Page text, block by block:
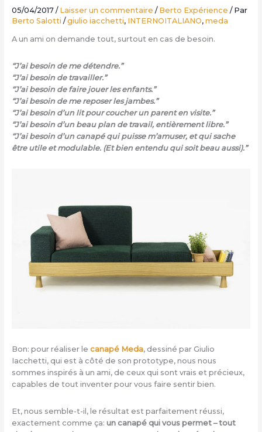
05/04/2017 / Laisser un commentaire / Berto Expérience / Par
Berto Salotti /giulio iacchetti, INTERNOITALIANO, meda
A un ami on demande tout, surtout en cas de besoin.
“J’ai besoin de me détendre.”
“J’ai besoin de travailler.”
“J’ai besoin de faire jouer les enfants.”
“J’ai besoin de me reposer les jambes.”
“J’ai besoin d’un lit pour coucher un parent en visite.”
“J’ai besoin d’un beau plan de travail, entièrement libre.”
“J’ai besoin d’un canapé qui puisse m’amuser, et qui sache
être utile et modulable. (Et bien entendu qui soit beau aussi).”
Bon: pour réaliser le canapé Meda, dessiné par Giulio
Iacchetti, qui est à côté de son prototype, nous nous
sommes inspirés à un ami, de ceux qui sont vrais et précieux,
capables de tout inventer pour vous faire sentir bien.
Et, nous semble-t-il, le résultat est parfaitement réussi,
exactement comme ça: un canapé qui vous permet – tout